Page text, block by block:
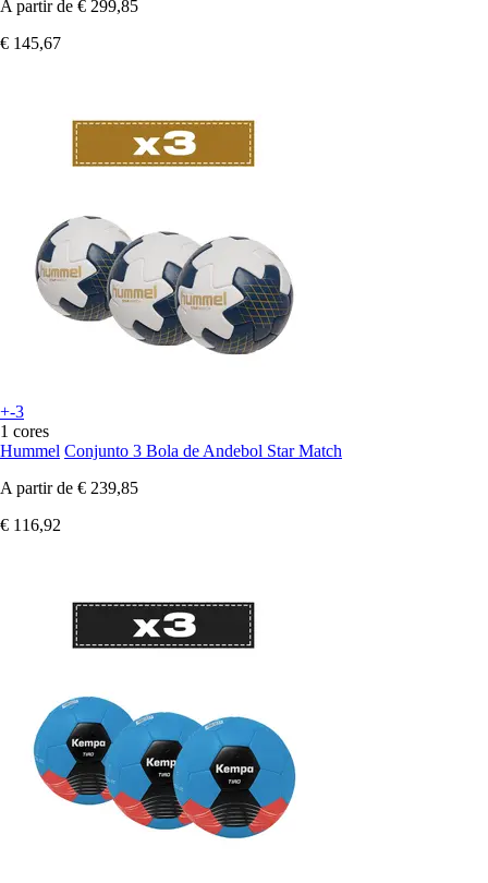
A partir de € 299,85
€ 145,67
+-3
1 cores
Hummel Conjunto 3 Bola de Andebol Star Match
A partir de € 239,85
€ 116,92